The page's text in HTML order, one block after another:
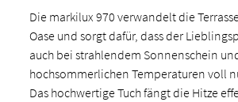
Die markilux 970 verwandelt die
Oase und sorgt dafür, dass der
auch bei strahlendem Sonnenschein
hochsommerlichen Temperaturen voll
Das hochwertige Tuch fängt die Hitze